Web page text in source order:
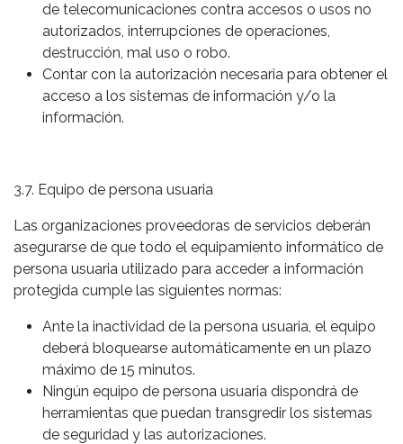
de telecomunicaciones contra accesos o usos no
autorizados, interrupciones de operaciones,
destrucción, mal uso o robo.
Contar con la autorización necesaria para obtener el
acceso a los sistemas de información y/o la
información.
3.7. Equipo de persona usuaria
Las organizaciones proveedoras de servicios deberán
asegurarse de que todo el equipamiento informático de
persona usuaria utilizado para acceder a información
protegida cumple las siguientes normas:
Ante la inactividad de la persona usuaria, el equipo
deberá bloquearse automáticamente en un plazo
máximo de 15 minutos.
Ningún equipo de persona usuaria dispondrá de
herramientas que puedan transgredir los sistemas
de seguridad y las autorizaciones.